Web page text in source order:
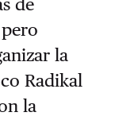
de
la
Radikal
la